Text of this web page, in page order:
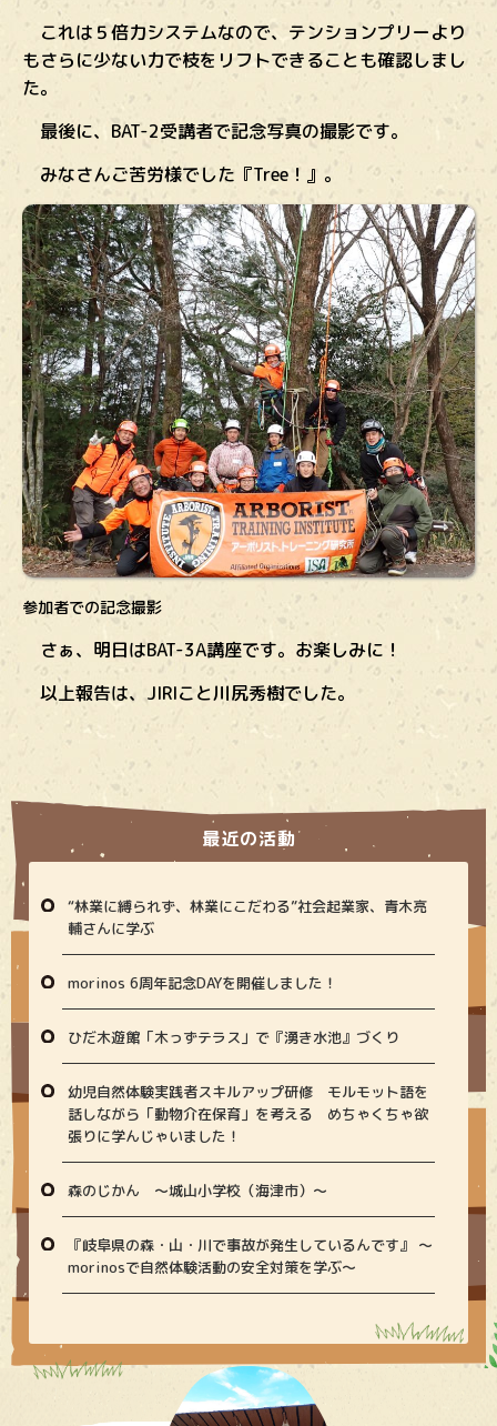
これは５倍力システムなので、テンションプリーより
もさらに少ない力で枝をリフトできることも確認しまし
た。
最後に、BAT-2受講者で記念写真の撮影です。
みなさんご苦労様でした『Tree！』。
参加者での記念撮影
さぁ、明日はBAT-3A講座です。お楽しみに！
以上報告は、JIRIこと川尻秀樹でした。
最近の活動
“林業に縛られず、林業にこだわる”社会起業家、青木亮
輔さんに学ぶ
morinos 6周年記念DAYを開催しました！
ひだ木遊館「木っずテラス」で『湧き水池』づくり
幼児自然体験実践者スキルアップ研修 モルモット語を
話しながら「動物介在保育」を考える めちゃくちゃ欲
張りに学んじゃいました！
森のじかん 〜城山小学校（海津市）〜
『岐阜県の森・山・川で事故が発生しているんです』 〜
morinosで自然体験活動の安全対策を学ぶ〜